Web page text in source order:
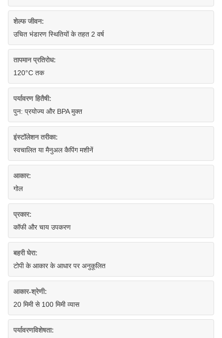
शेल्फ जीवन:
उचित भंडारण स्थितियों के तहत 2 वर्ष
तापमान प्रतिरोध:
120°C तक
पर्यावरण हितैषी:
पुन: प्रयोज्य और BPA मुक्त
इंस्टॉलेशन तरीका:
स्वचालित या मैनुअल कैपिंग मशीनें
आकार:
गोल
प्रकार:
कॉफी और चाय उपकरण
बहरी घेरा:
टोपी के आकार के आधार पर अनुकूलित
आकार-श्रेणी:
20 मिमी से 100 मिमी व्यास
पर्यावरणविशेषता: